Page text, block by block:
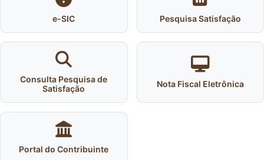
e-SIC Pesquisa Satisfação
Consulta Pesquisa de
Satisfação
Nota Fiscal Eletrônica
Portal do Contribuinte